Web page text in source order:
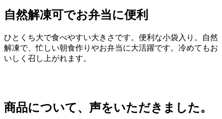
自然解凍可でお弁当に便利
ひとくち大で食べやすい大きさです。便利な小袋入り。自然
解凍で、忙しい朝食作りやお弁当に大活躍です。冷めてもお
いしく召し上がれます。
商品について、声をいただきました。